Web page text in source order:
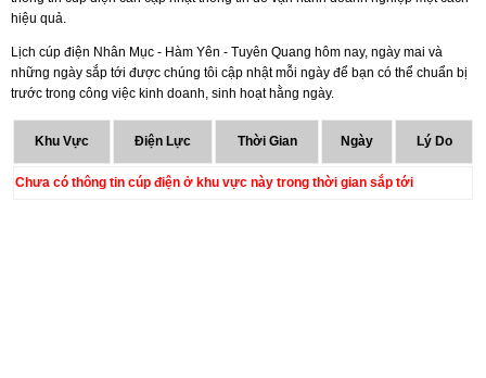
hiệu quả.
Lịch cúp điện Nhân Mục - Hàm Yên - Tuyên Quang hôm nay, ngày mai và
những ngày sắp tới được chúng tôi cập nhật mỗi ngày để bạn có thể chuẩn bị
trước trong công việc kinh doanh, sinh hoạt hằng ngày.
Khu Vực Điện Lực Thời Gian Ngày Lý Do
Chưa có thông tin cúp điện ở khu vực này trong thời gian sắp tới